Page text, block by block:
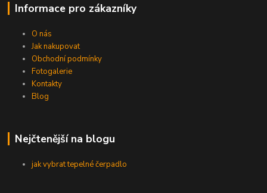
Informace pro zákazníky
O nás
Jak nakupovat
Obchodní podmínky
Fotogalerie
Kontakty
Blog
Nejčtenější na blogu
jak vybrat tepelné čerpadlo